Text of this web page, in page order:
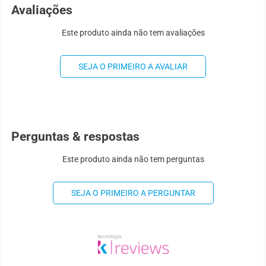
Avaliações
Este produto ainda não tem avaliações
SEJA O PRIMEIRO A AVALIAR
Perguntas & respostas
Este produto ainda não tem perguntas
SEJA O PRIMEIRO A PERGUNTAR